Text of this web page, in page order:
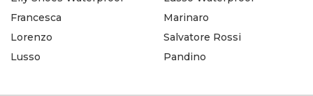
Francesca
Lorenzo
Lusso
Marinaro
Salvatore Rossi
Pandino